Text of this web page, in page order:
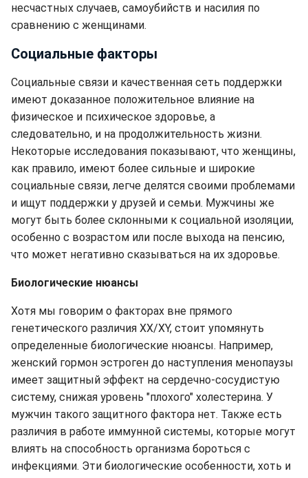
несчастных случаев, самоубийств и насилия по
сравнению с женщинами.
Социальные факторы
Социальные связи и качественная сеть поддержки
имеют доказанное положительное влияние на
физическое и психическое здоровье, а
следовательно, и на продолжительность жизни.
Некоторые исследования показывают, что женщины,
как правило, имеют более сильные и широкие
социальные связи, легче делятся своими проблемами
и ищут поддержки у друзей и семьи. Мужчины же
могут быть более склонными к социальной изоляции,
особенно с возрастом или после выхода на пенсию,
что может негативно сказываться на их здоровье.
Биологические нюансы
Хотя мы говорим о факторах вне прямого
генетического различия XX/XY, стоит упомянуть
определенные биологические нюансы. Например,
женский гормон эстроген до наступления менопаузы
имеет защитный эффект на сердечно-сосудистую
систему, снижая уровень "плохого" холестерина. У
мужчин такого защитного фактора нет. Также есть
различия в работе иммунной системы, которые могут
влиять на способность организма бороться с
инфекциями. Эти биологические особенности, хоть и